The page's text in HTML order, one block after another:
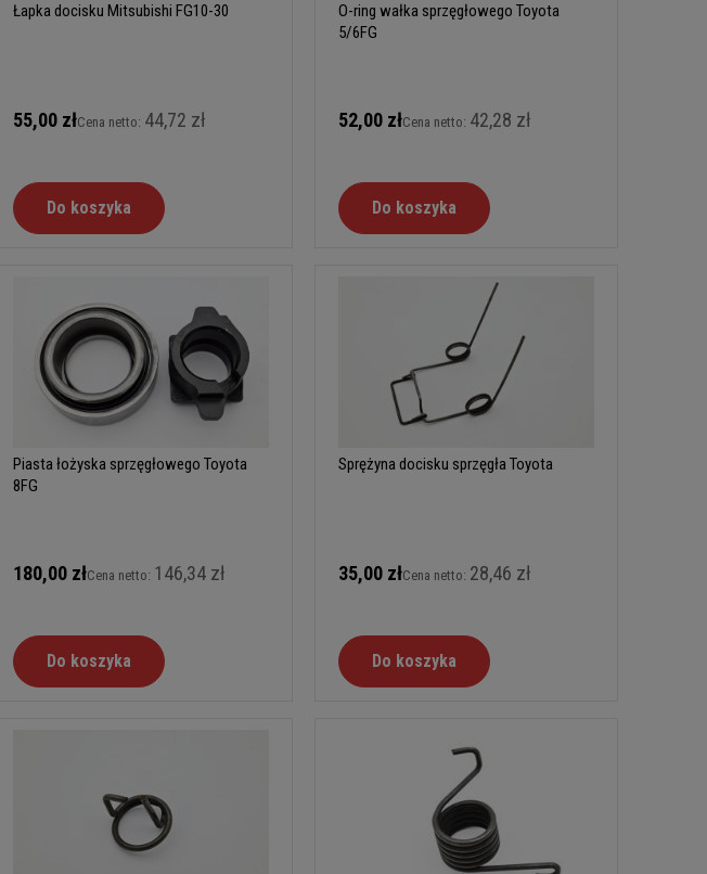
Łapka docisku Mitsubishi FG10-30
55,00 złCena netto: 44,72 zł
Do koszyka
O-ring wałka sprzęgłowego Toyota
5/6FG
52,00 złCena netto: 42,28 zł
Do koszyka
Piasta łożyska sprzęgłowego Toyota
8FG
180,00 złCena netto: 146,34 zł
Do koszyka
Sprężyna docisku sprzęgła Toyota
35,00 złCena netto: 28,46 zł
Do koszyka